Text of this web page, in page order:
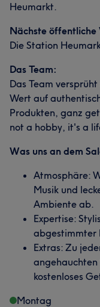
Was unsere
Professionell 88
Sympathisch 45
Heumarkt.
Nächste
Die Station
Das Team:
Das Team
Wert auf
Produkten, ganz
not a hobby, it's a
Was uns an dem
Atmosphäre:
Musik und
Ambiente ab.
Expertise:
abgestimmter
Extras: Zu
angehauchten
kostenloses
Montag